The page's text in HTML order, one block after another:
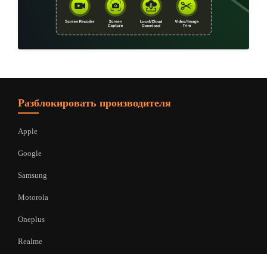
Разблокировать производителя
Apple
Google
Samsung
Motorola
Oneplus
Realme